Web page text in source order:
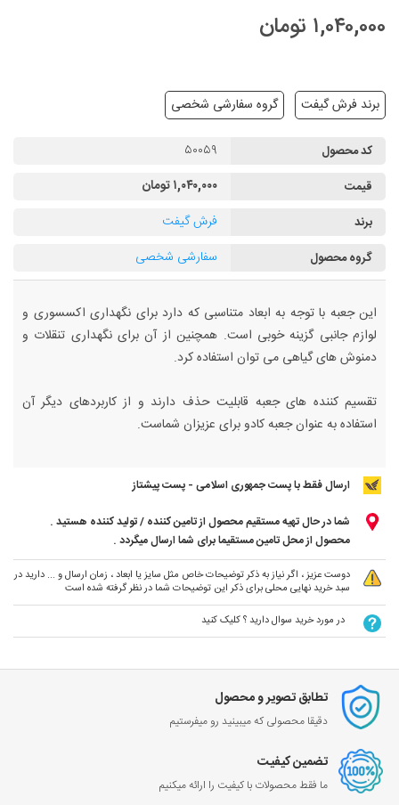
۱,۰۴۰,۰۰۰ تومان
برند فرش گیفت گروه سفارشی شخصی
کد محصول ۵۰۰۵۹
قیمت ۱,۰۴۰,۰۰۰ تومان
برند فرش گیفت
گروه محصول سفارشی شخصی
این جعبه با توجه به ابعاد متناسبی که دارد برای نگهداری اکسسوری و
لوازم جانبی گزینه خوبی است. همچنین از آن برای نگهداری تنقلات و
دمنوش های گیاهی می توان استفاده کرد.
تقسیم کننده های جعبه قابلیت حذف دارند و از کاربردهای دیگر آن
استفاده به عنوان جعبه کادو برای عزیزان شماست.
ارسال فقط با پست جمهوری اسلامی - پست پیشتاز
شما در حال تهیه مستقیم محصول از تامین کننده / تولید کننده هستید .
محصول از محل تامین مستقیما برای شما ارسال میگردد .
دوست عزیز ، اگر نیاز به ذکر توضیحات خاص مثل سایز یا ابعاد ، زمان ارسال و ... دارید در
سبد خرید نهایی محلی برای ذکر این توضیحات شما در نظر گرفته شده است
در مورد خرید سوال دارید ؟ کلیک کنید
تطابق تصویر و محصول
دقیقا محصولی که میبینید رو میفرستیم
تضمین کیفیت
ما فقط محصولات با کیفیت را ارائه میکنیم